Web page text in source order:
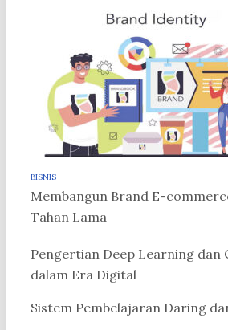
BISNIS
Membangun Brand E-
Tahan Lama
Pengertian Deep Learning dan
dalam Era Digital
Sistem Pembelajaran Daring